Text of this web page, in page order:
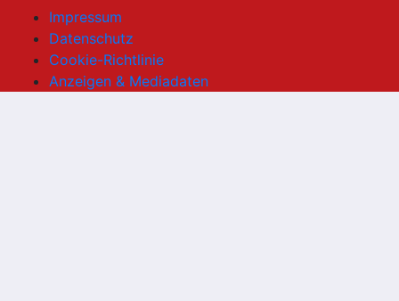
Impressum
Datenschutz
Cookie-Richtlinie
Anzeigen & Mediadaten